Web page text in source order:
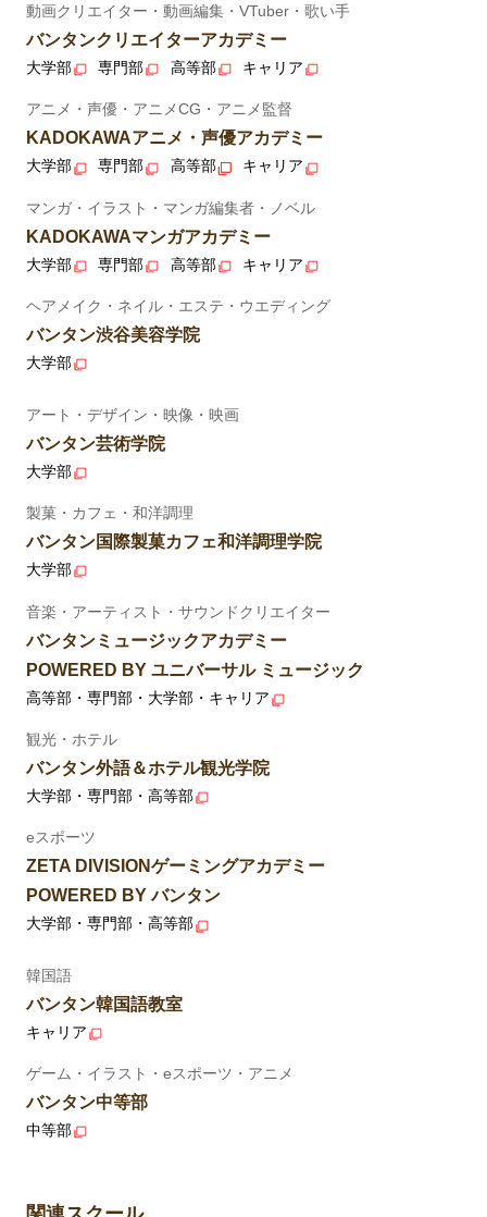
動画クリエイター・動画編集・VTuber・歌い手
バンタンクリエイターアカデミー
大学部 専門部 高等部 キャリア
アニメ・声優・アニメCG・アニメ監督
KADOKAWAアニメ・声優アカデミー
大学部 専門部 高等部 キャリア
マンガ・イラスト・マンガ編集者・ノベル
KADOKAWAマンガアカデミー
大学部 専門部 高等部 キャリア
ヘアメイク・ネイル・エステ・ウエディング
バンタン渋谷美容学院
大学部
アート・デザイン・映像・映画
バンタン芸術学院
大学部
製菓・カフェ・和洋調理
バンタン国際製菓カフェ和洋調理学院
大学部
音楽・アーティスト・サウンドクリエイター
バンタンミュージックアカデミー
POWERED BY ユニバーサル ミュージック
高等部・専門部・大学部・キャリア
観光・ホテル
バンタン外語＆ホテル観光学院
大学部・専門部・高等部
eスポーツ
ZETA DIVISIONゲーミングアカデミー
POWERED BY バンタン
大学部・専門部・高等部
韓国語
バンタン韓国語教室
キャリア
ゲーム・イラスト・eスポーツ・アニメ
バンタン中等部
中等部